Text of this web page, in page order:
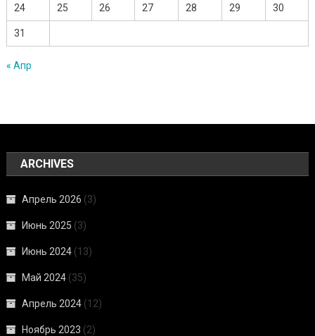
24 25 26 27 28 29 30
31
« Апр
ARCHIVES
Апрель 2026 (3)
Июнь 2025 (3)
Июнь 2024 (13)
Май 2024 (35)
Апрель 2024 (12)
Ноябрь 2023 (2)